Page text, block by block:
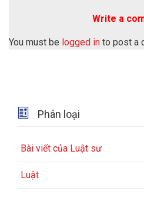
Write a
You must be logged in to post a
 Phân loại
Bài viết của Luật sư
Luật